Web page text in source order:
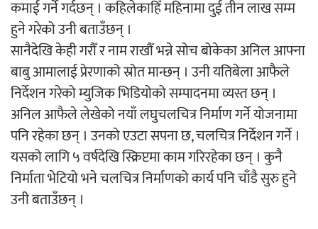
कमाई गर्ने गर्दछन् । कहिलेकाहिँ महिनामा दुई तीन लाख सम्म
हुने गरेको उनी बताउँछन् ।
सानैदेखि केही गरौँ र नाम राखौँ भन्ने सोच बोकेका अनिल आफ्ना
बाबु आमालाई प्रेरणाको स्रोत मान्छन् । उनी यतिबेला आफैले
निर्देशन गरेको म्युजिक भिडियोको सम्पादनमा व्यस्त छन् ।
अनिल आफैले लेखेको नयाँ लघुचलचित्र निर्माण गर्ने योजनामा
पनि रहेका छन् । उनको एउटा सपना छ, चलचित्र निर्देशन गर्ने ।
यसको लागि ५ वर्षदेखि स्क्रिप्टमा काम गरिरहेका छन् । कुनै
निर्माता भेटियो भने चलचित्र निर्माणको कार्य पनि चाँडै सुरु हुने
उनी बताउँछन् ।